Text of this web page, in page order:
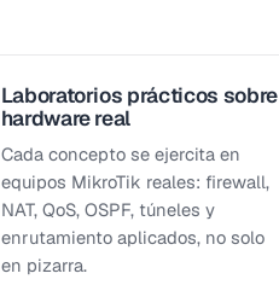
Laboratorios prácticos sobre
hardware real
Cada concepto se ejercita en
equipos MikroTik reales: firewall,
NAT, QoS, OSPF, túneles y
enrutamiento aplicados, no solo
en pizarra.